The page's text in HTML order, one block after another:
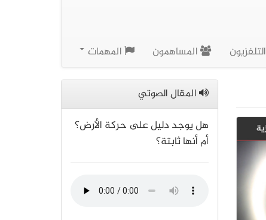
التلفزيون المساهمون المهمات
المقال الصوتي
هل يوجد دليل على حركة الأرض؟
أم أنها ثابتة؟